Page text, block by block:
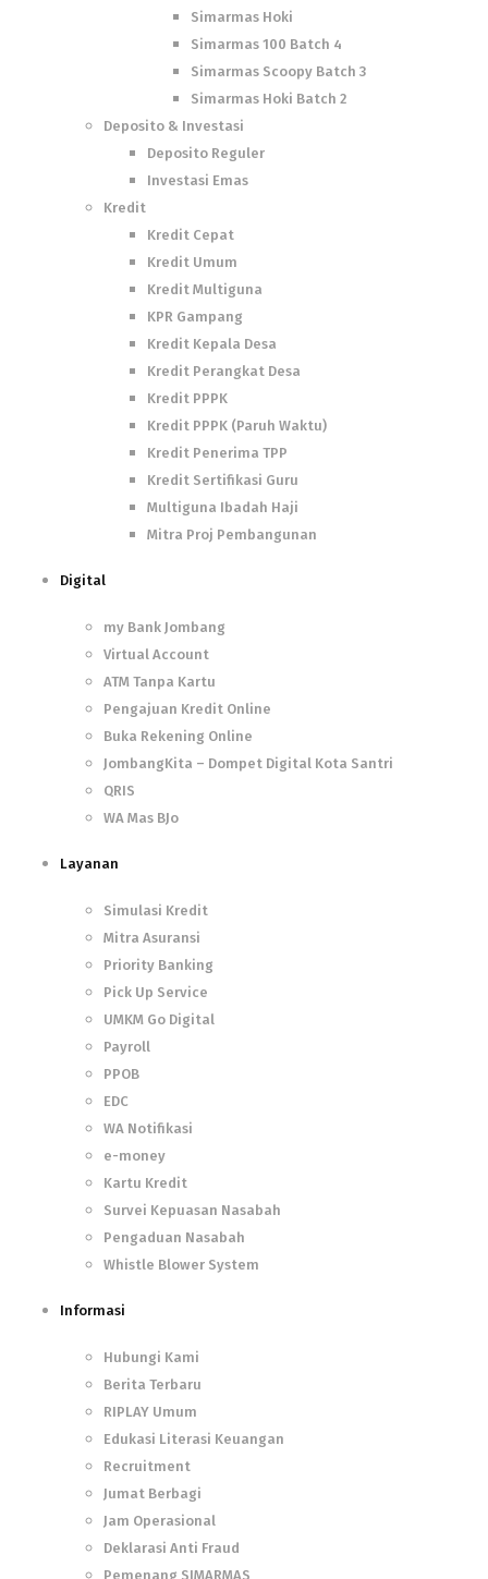
Simarmas Hoki
Simarmas 100 Batch 4
Simarmas Scoopy Batch 3
Simarmas Hoki Batch 2
Deposito & Investasi
Deposito Reguler
Investasi Emas
Kredit
Kredit Cepat
Kredit Umum
Kredit Multiguna
KPR Gampang
Kredit Kepala Desa
Kredit Perangkat Desa
Kredit PPPK
Kredit PPPK (Paruh Waktu)
Kredit Penerima TPP
Kredit Sertifikasi Guru
Multiguna Ibadah Haji
Mitra Proj Pembangunan
Digital
my Bank Jombang
Virtual Account
ATM Tanpa Kartu
Pengajuan Kredit Online
Buka Rekening Online
JombangKita – Dompet Digital Kota Santri
QRIS
WA Mas BJo
Layanan
Simulasi Kredit
Mitra Asuransi
Priority Banking
Pick Up Service
UMKM Go Digital
Payroll
PPOB
EDC
WA Notifikasi
e-money
Kartu Kredit
Survei Kepuasan Nasabah
Pengaduan Nasabah
Whistle Blower System
Informasi
Hubungi Kami
Berita Terbaru
RIPLAY Umum
Edukasi Literasi Keuangan
Recruitment
Jumat Berbagi
Jam Operasional
Deklarasi Anti Fraud
Pemenang SIMARMAS